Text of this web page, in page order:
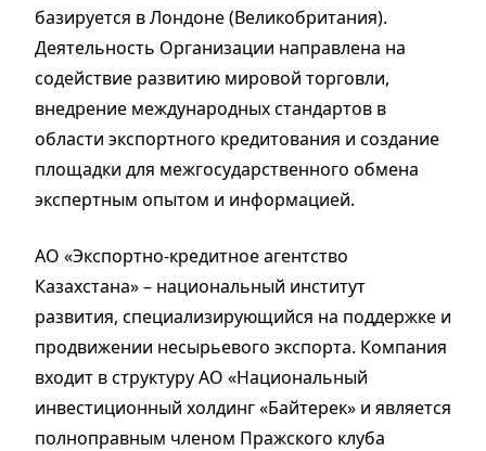
базируется в Лондоне (Великобритания).
Деятельность Организации направлена на
содействие развитию мировой торговли,
внедрение международных стандартов в
области экспортного кредитования и создание
площадки для межгосударственного обмена
экспертным опытом и информацией.
АО «Экспортно-кредитное агентство
Казахстана» – национальный институт
развития, специализирующийся на поддержке и
продвижении несырьевого экспорта. Компания
входит в структуру АО «Национальный
инвестиционный холдинг «Байтерек» и является
полноправным членом Пражского клуба